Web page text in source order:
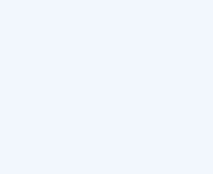
eğitim seni bekliyor!